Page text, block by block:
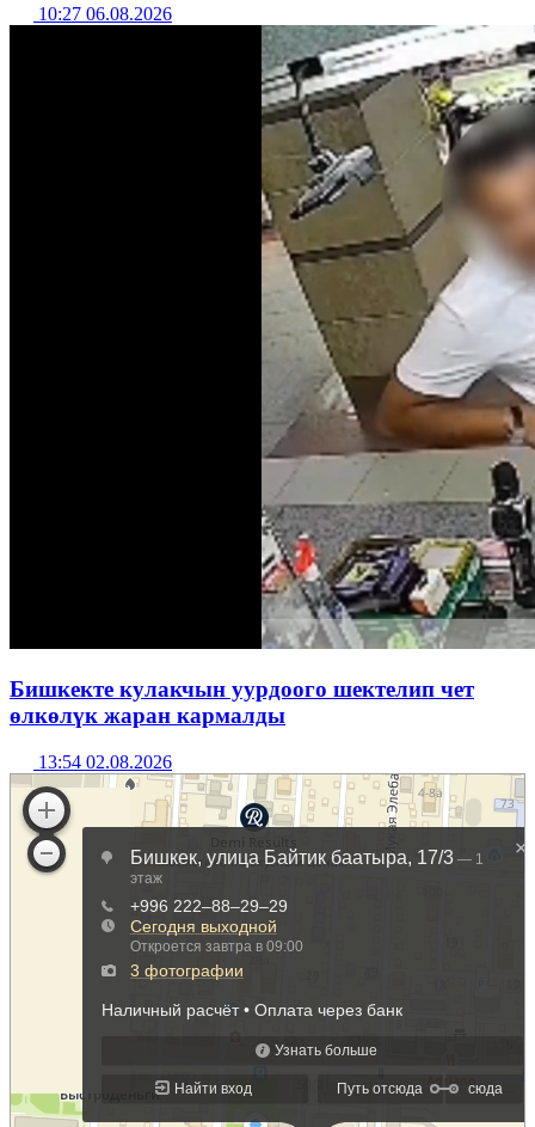
10:27 06.08.2026
Бишкекте кулакчын уурдоого шектелип чет
өлкөлүк жаран кармалды
13:54 02.08.2026